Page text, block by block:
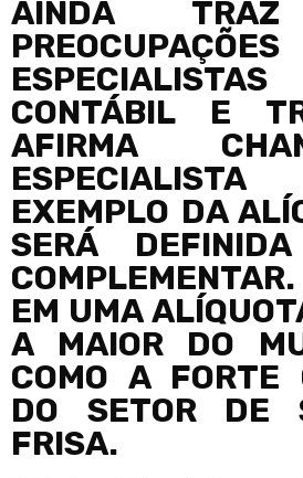
AINDA
CONTÁBIL E
AFIRMA
EXEMPLO DA
SERÁ
EM UMA
A MAIOR DO
COMO A FORTE
DO SETOR DE
FRISA.